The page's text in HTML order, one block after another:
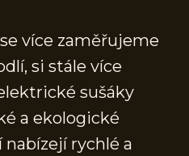
více zaměřujeme
si stále více
sušáky
a ekologické
nabízejí rychlé a